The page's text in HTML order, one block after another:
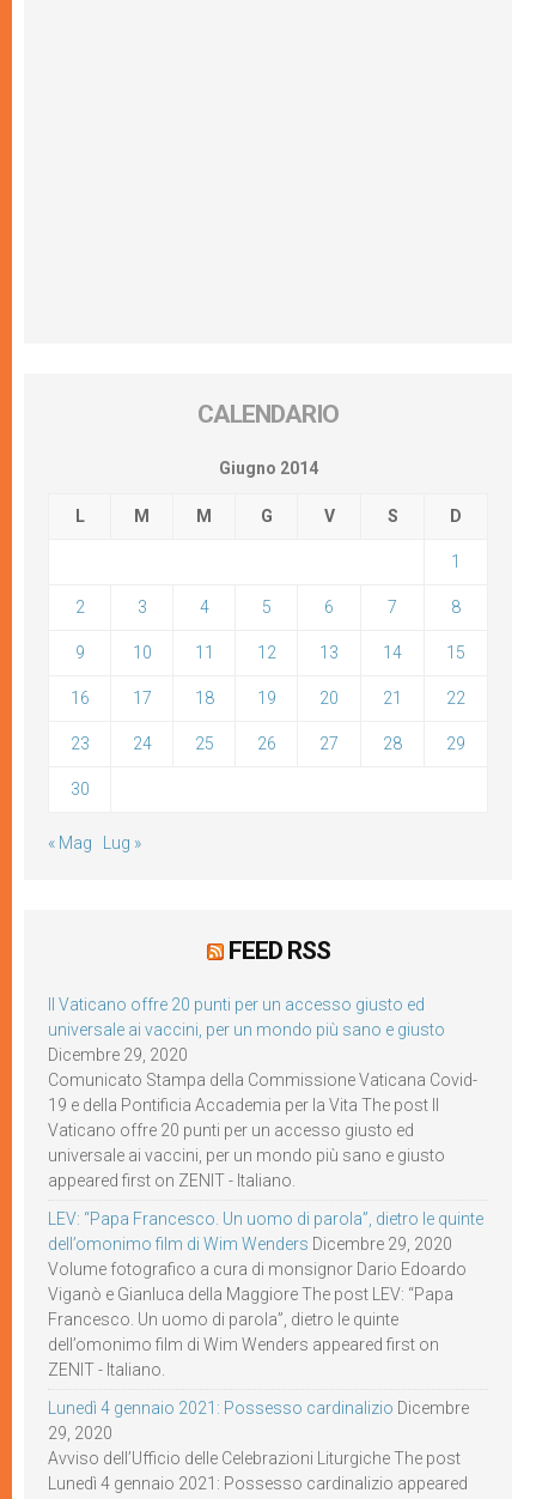
CALENDARIO
Giugno 2014
L M M G V S D
1
2 3 4 5 6 7 8
9 10 11 12 13 14 15
16 17 18 19 20 21 22
23 24 25 26 27 28 29
30
« Mag Lug »
FEED RSS
Il Vaticano offre 20 punti per un accesso giusto ed
universale ai vaccini, per un mondo più sano e giusto
Dicembre 29, 2020
Comunicato Stampa della Commissione Vaticana Covid-
19 e della Pontificia Accademia per la Vita The post Il
Vaticano offre 20 punti per un accesso giusto ed
universale ai vaccini, per un mondo più sano e giusto
appeared first on ZENIT - Italiano.
LEV: “Papa Francesco. Un uomo di parola”, dietro le quinte
dell’omonimo film di Wim Wenders Dicembre 29, 2020
Volume fotografico a cura di monsignor Dario Edoardo
Viganò e Gianluca della Maggiore The post LEV: “Papa
Francesco. Un uomo di parola”, dietro le quinte
dell’omonimo film di Wim Wenders appeared first on
ZENIT - Italiano.
Lunedì 4 gennaio 2021: Possesso cardinalizio Dicembre
29, 2020
Avviso dell’Ufficio delle Celebrazioni Liturgiche The post
Lunedì 4 gennaio 2021: Possesso cardinalizio appeared